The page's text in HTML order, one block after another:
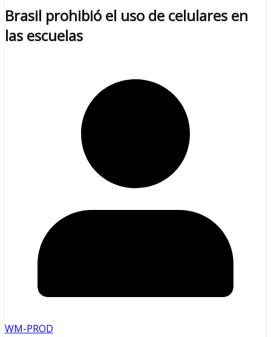
Brasil prohibió el uso de celulares en
las escuelas
WM-PROD